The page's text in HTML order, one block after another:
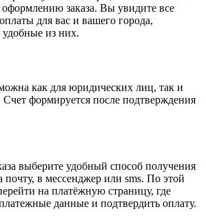
заказа. Вы увидите все
для вас и вашего города,
из них.
как для юридических лиц, так и
формируется после подтверждения
выберите удобный способ получения
почту, в мессенджер или sms. По этой
на платёжную страницу, где
данные и подтвердить оплату.